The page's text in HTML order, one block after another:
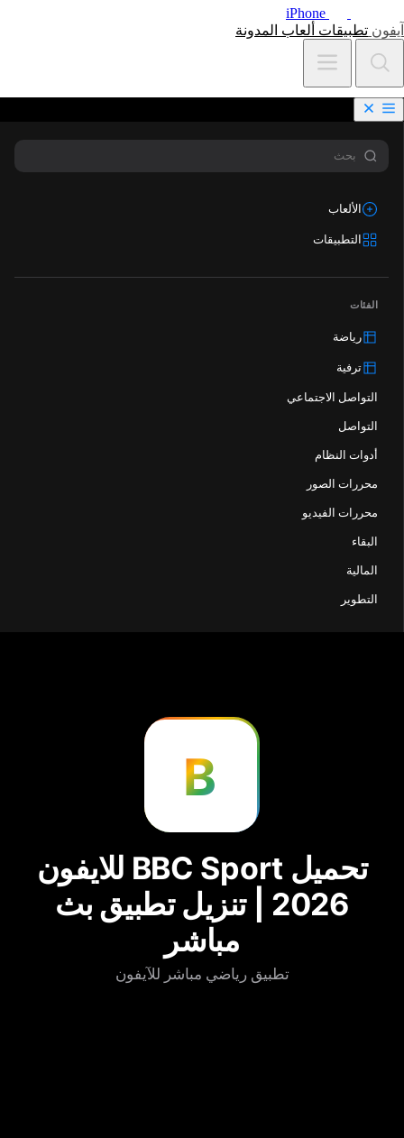
iPhone
آيفون تطبيقات ألعاب المدونة
الألعاب
التطبيقات
الفئات
رياضة
ترفية
التواصل الاجتماعي
التواصل
أدوات النظام
محررات الصور
محررات الفيديو
البقاء
المالية
التطوير
B
تحميل BBC Sport للايفون
2026 | تنزيل تطبيق بث
مباشر
تطبيق رياضي مباشر للآيفون